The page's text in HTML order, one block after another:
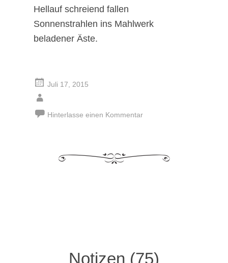
Hellauf schreiend fallen
Sonnenstrahlen ins Mahlwerk
beladener Äste.
Juli 17, 2015
Hinterlasse einen Kommentar
Notizen (75)